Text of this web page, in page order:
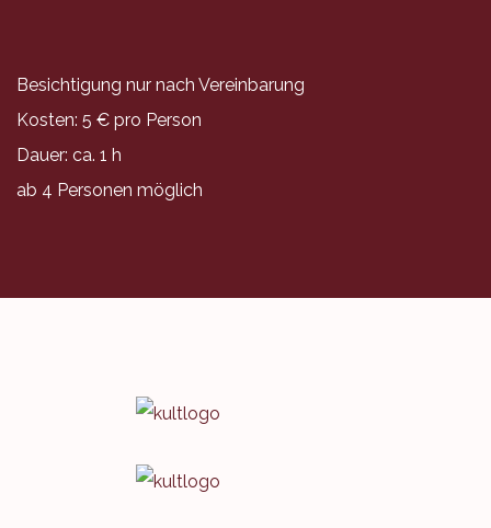
Besichtigung nur nach Vereinbarung
Kosten: 5 € pro Person
Dauer: ca. 1 h
ab 4 Personen möglich